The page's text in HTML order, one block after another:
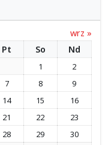
wrz »
Pt So Nd
1
2
7 8
9
14 15
16
21 22
23
28 29
30